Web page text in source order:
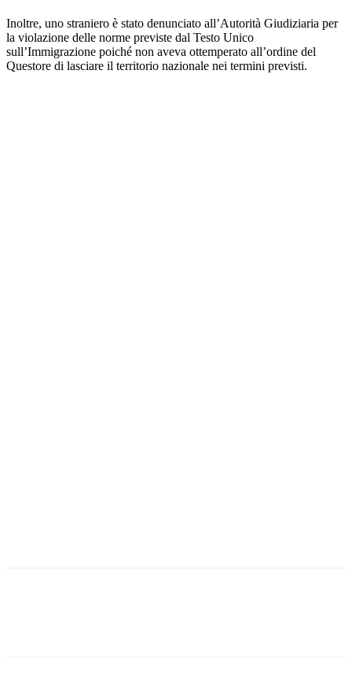
Inoltre, uno straniero è stato denunciato all’Autorità Giudiziaria per
la violazione delle norme previste dal Testo Unico
sull’Immigrazione poiché non aveva ottemperato all’ordine del
Questore di lasciare il territorio nazionale nei termini previsti.